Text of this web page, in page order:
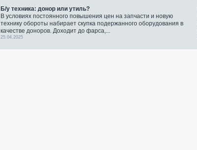
Б/у техника: донор или утиль?
В условиях постоянного повышения цен на запчасти и новую
технику обороты набирает скупка подержанного оборудования в
качестве доноров. Доходит до фарса,...
25.04.2025